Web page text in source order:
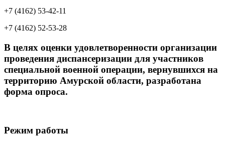
+7 (4162) 53-42-11
+7 (4162) 52-53-28
В целях оценки удовлетворенности организации
проведения диспансеризации для участников
специальной военной операции, вернувшихся на
территорию Амурской области, разработана
форма опроса.
Режим работы